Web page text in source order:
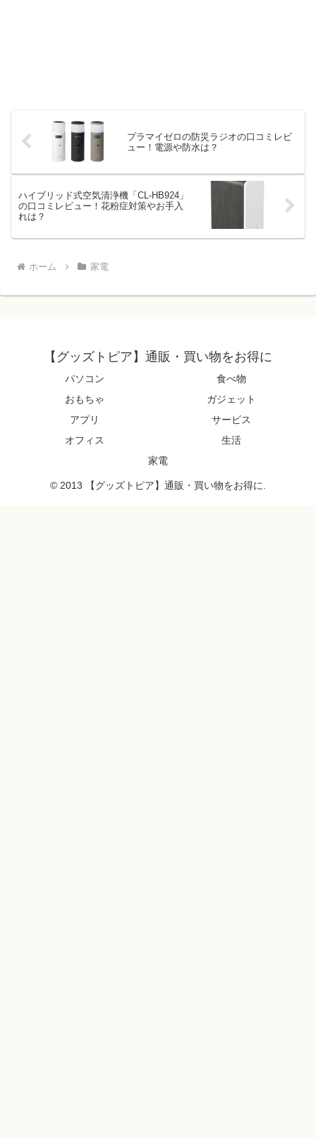
プラマイゼロの防災ラジオの口コミレビ
ュー！電源や防水は？
ハイブリッド式空気清浄機「CL-HB924」
の口コミレビュー！花粉症対策やお手入
れは？
ホーム 家電
【グッズトピア】通販・買い物をお得に
パソコン
食べ物
おもちゃ
ガジェット
アプリ
サービス
オフィス
生活
家電
© 2013 【グッズトピア】通販・買い物をお得に.